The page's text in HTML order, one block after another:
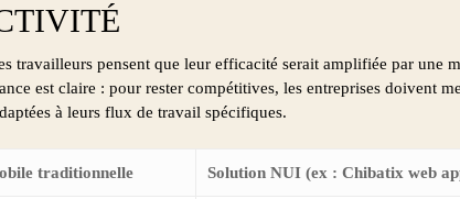
travailleurs pensent que leur efficacité serait amplifiée par une
est claire : pour rester compétitives, les entreprises doivent
à leurs flux de travail spécifiques.
traditionnelle Solution NUI (ex : Chibatix web